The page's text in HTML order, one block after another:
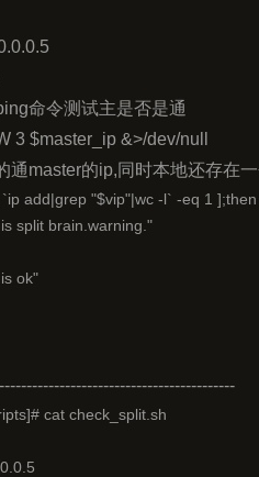
命令测试主是否是通
3 $master_ip &>/dev/null
通master的ip,同时本地还存在
`ip add|grep "$vip"|wc -l` -eq 1 ];then
split brain.warning."
ok"
cat check_split.sh